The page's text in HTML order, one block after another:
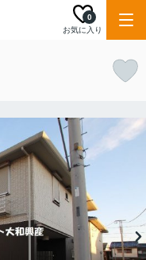
お気に入り
0